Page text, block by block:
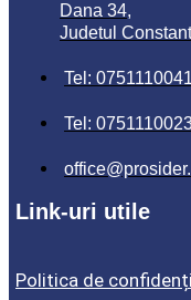
Dana 34,
Judetul
Tel: 0751110041
Tel:
Link-uri utile
Politica de